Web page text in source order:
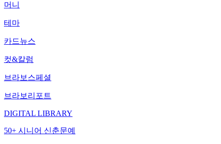
머니
테마
카드뉴스
컷&칼럼
브라보스페셜
브라보리포트
DIGITAL LIBRARY
50+ 시니어 신춘문예